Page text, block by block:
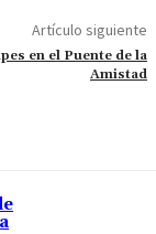
Artículo siguiente
en el Puente de la
Amistad